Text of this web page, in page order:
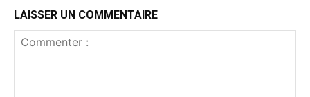
LAISSER UN COMMENTAIRE